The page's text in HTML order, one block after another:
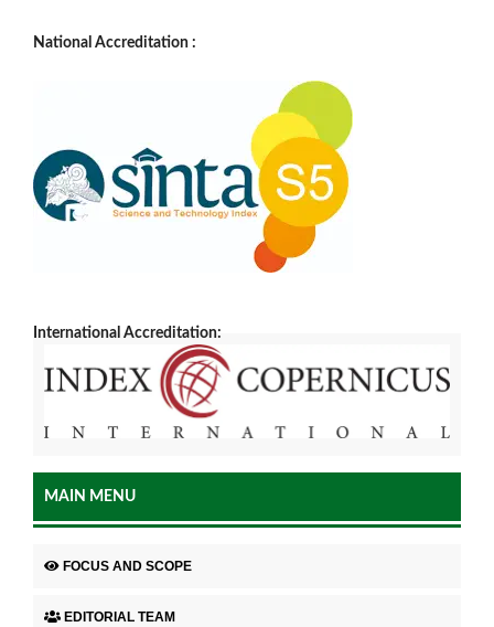
National Accreditation :
International Accreditation:
MAIN MENU
FOCUS AND SCOPE
EDITORIAL TEAM